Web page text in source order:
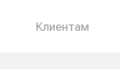
Клиентам